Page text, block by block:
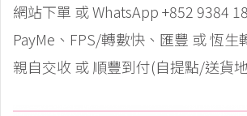
網站下單 或 WhatsApp +852 9384
PayMe、FPS/轉數快、匯豐 或 恆生
親自交收 或 順豐到付(自提點/送貨